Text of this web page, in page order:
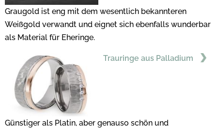
Graugold ist eng mit dem wesentlich bekannteren
Weißgold verwandt und eignet sich ebenfalls wunderbar
als Material für Eheringe.
Trauringe aus Palladium
Günstiger als Platin, aber genauso schön und